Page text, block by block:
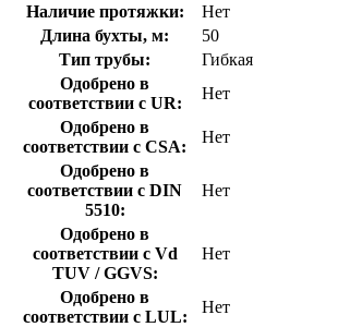
Наличие протяжки:
Нет
Длина бухты, м:
50
Тип трубы:
Гибкая
Одобрено в
соответствии с UR:
Нет
Одобрено в
соответствии с CSA:
Нет
Одобрено в
соответствии с DIN
5510:
Нет
Одобрено в
соответствии с Vd
TUV / GGVS:
Нет
Одобрено в
соответствии с LUL:
Нет